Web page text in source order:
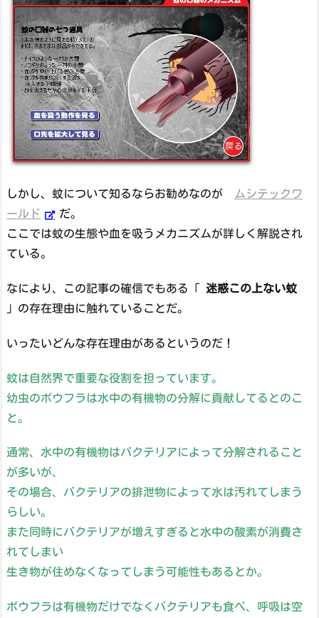
しかし、蚊について知るならお勧めなのが
ムシテックワ
ールド
だ。
ここでは蚊の生態や血を吸うメカニズムが詳しく解説され
ている。
なにより、この記事の確信でもある「 迷惑この上ない蚊
」の存在理由に触れていることだ。
いったいどんな存在理由があるというのだ！
蚊は自然界で重要な役割を担っています。
幼虫のボウフラは水中の有機物の分解に貢献してるとのこ
と。
通常、水中の有機物はバクテリアによって分解されること
が多いが、
その場合、バクテリアの排泄物によって水は汚れてしまう
らしい。
また同時にバクテリアが増えすぎると水中の酸素が消費さ
れてしまい
生き物が住めなくなってしまう可能性もあるとか。
ボウフラは有機物だけでなくバクテリアも食べ、呼吸は空